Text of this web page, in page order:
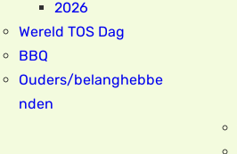
2026
Wereld TOS Dag
BBQ
Ouders/belanghebbe
nden